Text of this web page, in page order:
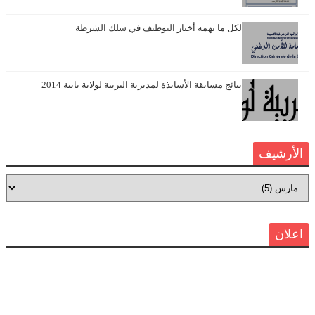
لكل ما يهمه أخبار التوظيف في سلك الشرطة
نتائج مسابقة الأساتذة لمديرية التربية لولاية باتنة 2014
الأرشيف
اعلان